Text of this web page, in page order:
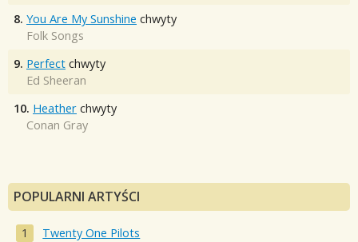
8. You Are My Sunshine chwyty
Folk Songs
9. Perfect chwyty
Ed Sheeran
10. Heather chwyty
Conan Gray
POPULARNI ARTYŚCI
Twenty One Pilots